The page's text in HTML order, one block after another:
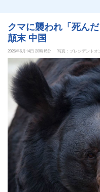
クマに襲われ「死ん
顛末 中国
2026年6月14日 20時15分 写真：プレジデントオ